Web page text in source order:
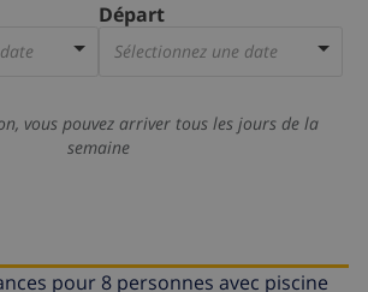
Départ
Sélectionnez une date
vous pouvez arriver tous les jours de la
semaine
pour 8 personnes avec piscine